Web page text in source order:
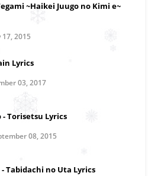
~Haikei Juugo no Kimi e~
2015
Lyrics
03, 2017
Torisetsu Lyrics
08, 2015
- Tabidachi no Uta Lyrics